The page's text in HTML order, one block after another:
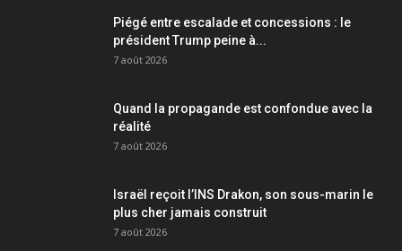
Piégé entre escalade et concessions : le
président Trump peine à...
7 août 2026
Quand la propagande est confondue avec la
réalité
7 août 2026
Israël reçoit l’INS Drakon, son sous-marin le
plus cher jamais construit
7 août 2026